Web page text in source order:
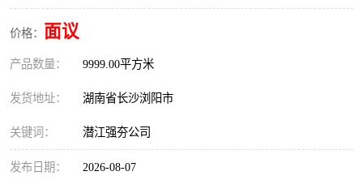
价格： 面议
产品数量： 9999.00平方米
发货地址： 湖南省长沙浏阳市
关键词： 潜江强夯公司
发布日期： 2026-08-07